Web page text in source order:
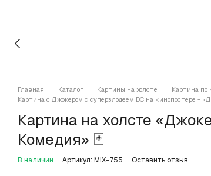
Главная Каталог Картины на холсте
Картина по
Картина с Джокером с суперзлодеем DC на кинопостере -
Картина на холсте
Комедия» 🃏
В наличии Артикул: MIX-755 Оставить отзыв